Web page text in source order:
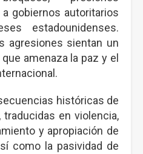
gobiernos autoritarios
estadounidenses.
agresiones sientan un
amenaza la paz y el
históricas de
en violencia,
y apropiación de
como la pasividad de